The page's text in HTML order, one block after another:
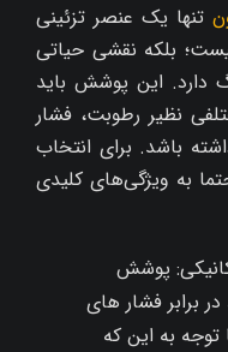
تنها یک عنصر تزئینی
بلکه نقشی حیاتی
دارد. این پوشش باید
نظیر رطوبت، فشار
باشد. برای انتخاب
به ویژگی‌های کلیدی
پوشش
برابر فشار های
توجه به این که